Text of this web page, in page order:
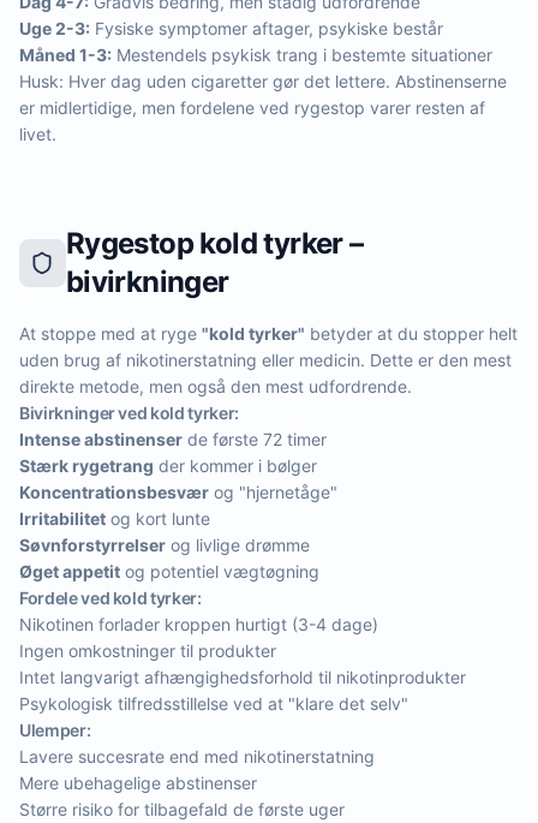
Uge 2-3: Fysiske symptomer aftager, psykiske består
Måned 1-3: Mestendels psykisk trang i bestemte situationer
Husk: Hver dag uden cigaretter gør det lettere. Abstinenserne
er midlertidige, men fordelene ved rygestop varer resten af
livet.
Rygestop kold tyrker –
bivirkninger
At stoppe med at ryge "kold tyrker" betyder at du stopper helt
uden brug af nikotinerstatning eller medicin. Dette er den mest
direkte metode, men også den mest udfordrende.
Bivirkninger ved kold tyrker:
Intense abstinenser de første 72 timer
Stærk rygetrang der kommer i bølger
Koncentrationsbesvær og "hjernetåge"
Irritabilitet og kort lunte
Søvnforstyrrelser og livlige drømme
Øget appetit og potentiel vægtøgning
Fordele ved kold tyrker:
Nikotinen forlader kroppen hurtigt (3-4 dage)
Ingen omkostninger til produkter
Intet langvarigt afhængighedsforhold til nikotinprodukter
Psykologisk tilfredsstillelse ved at "klare det selv"
Ulemper:
Lavere succesrate end med nikotinerstatning
Mere ubehagelige abstinenser
Større risiko for tilbagefald de første uger